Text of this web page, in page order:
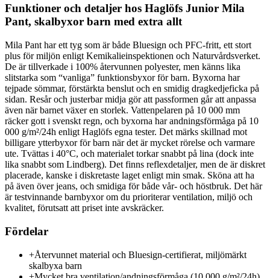
Funktioner och detaljer hos Haglöfs Junior Mila
Pant, skalbyxor barn med extra allt
Mila Pant har ett tyg som är både Bluesign och PFC-fritt, ett stort
plus för miljön enligt Kemikalieinspektionen och Naturvårdsverket.
De är tillverkade i 100% återvunnen polyester, men känns lika
slitstarka som “vanliga” funktionsbyxor för barn. Byxorna har
tejpade sömmar, förstärkta benslut och en smidig dragkedjeficka på
sidan. Resår och justerbar midja gör att passformen går att anpassa
även när barnet växer en storlek. Vattenpelaren på 10 000 mm
räcker gott i svenskt regn, och byxorna har andningsförmåga på 10
000 g/m²/24h enligt Haglöfs egna tester. Det märks skillnad mot
billigare ytterbyxor för barn när det är mycket rörelse och varmare
ute. Tvättas i 40°C, och materialet torkar snabbt på lina (dock inte
lika snabbt som Lindberg). Det finns reflexdetaljer, men de är diskret
placerade, kanske i diskretaste laget enligt min smak. Sköna att ha
på även över jeans, och smidiga för både vår- och höstbruk. Det här
är testvinnande barnbyxor om du prioriterar ventilation, miljö och
kvalitet, förutsatt att priset inte avskräcker.
Fördelar
+Återvunnet material och Bluesign-certifierat, miljömärkt
skalbyxa barn